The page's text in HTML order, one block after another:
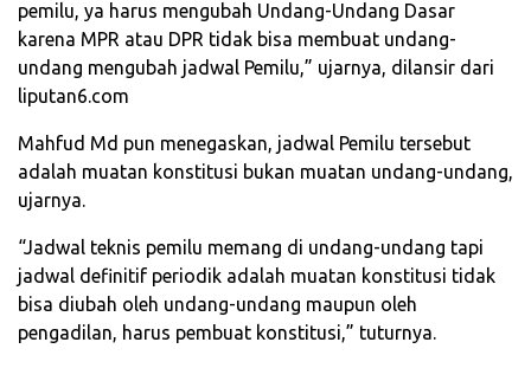
pemilu, ya harus mengubah Undang-Undang Dasar
karena MPR atau DPR tidak bisa membuat undang-
undang mengubah jadwal Pemilu,” ujarnya, dilansir dari
liputan6.com
Mahfud Md pun menegaskan, jadwal Pemilu tersebut
adalah muatan konstitusi bukan muatan undang-undang,
ujarnya.
“Jadwal teknis pemilu memang di undang-undang tapi
jadwal definitif periodik adalah muatan konstitusi tidak
bisa diubah oleh undang-undang maupun oleh
pengadilan, harus pembuat konstitusi,” tuturnya.